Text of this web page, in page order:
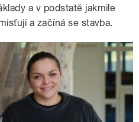
a v podstatě jakmile
a začíná se stavba.